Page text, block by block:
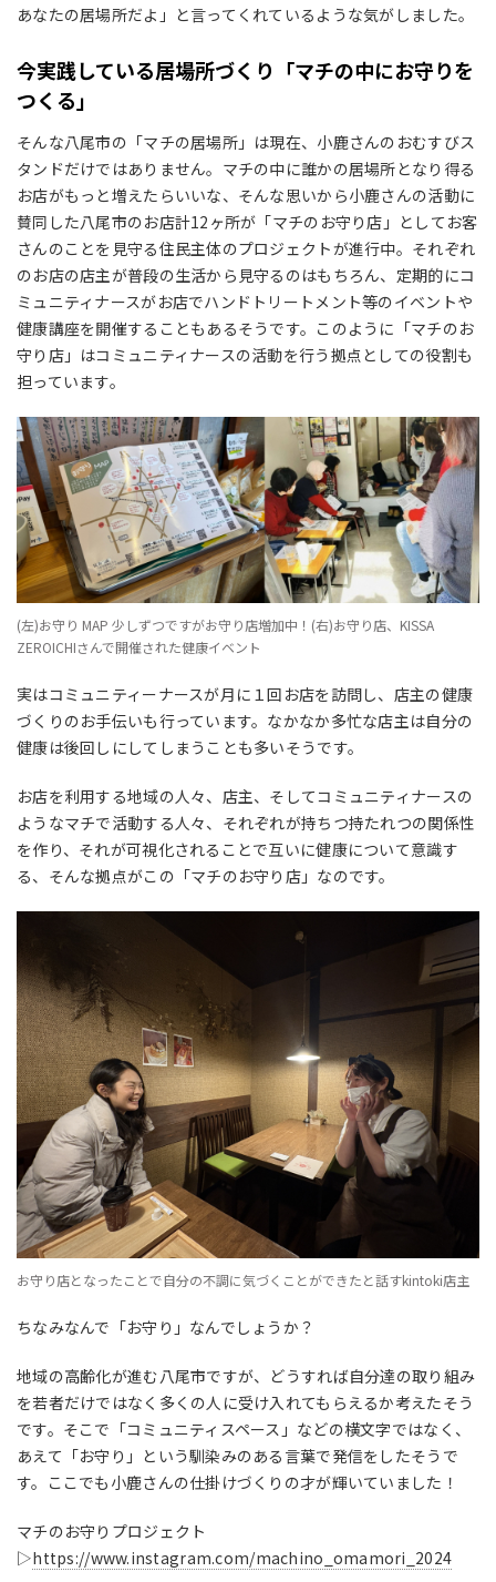
あなたの居場所だよ」と言ってくれているような気がしました。
今実践している居場所づくり「マチの中にお守りを
つくる」
そんな八尾市の「マチの居場所」は現在、小鹿さんのおむすびス
タンドだけではありません。マチの中に誰かの居場所となり得る
お店がもっと増えたらいいな、そんな思いから小鹿さんの活動に
賛同した八尾市のお店計12 ヶ所が「マチのお守り店」としてお客
さんのことを見守る住民主体のプロジェクトが進行中。それぞれ
のお店の店主が普段の生活から見守るのはもちろん、定期的にコ
ミュニティナースがお店でハンドトリートメント等のイベントや
健康講座を開催することもあるそうです。このように「マチのお
守り店」はコミュニティナースの活動を行う拠点としての役割も
担っています。
(左)お守り MAP 少しずつですがお守り店増加中！(右)お守り店、KISSA
ZEROICHIさんで開催された健康イベント
実はコミュニティーナースが月に１回お店を訪問し、店主の健康
づくりのお手伝いも行っています。なかなか多忙な店主は自分の
健康は後回しにしてしまうことも多いそうです。
お店を利用する地域の人々、店主、そしてコミュニティナースの
ようなマチで活動する人々、それぞれが持ちつ持たれつの関係性
を作り、それが可視化されることで互いに健康について意識す
る、そんな拠点がこの「マチのお守り店」なのです。
お守り店となったことで自分の不調に気づくことができたと話すkintoki店主
ちなみなんで「お守り」なんでしょうか？
地域の高齢化が進む八尾市ですが、どうすれば自分達の取り組み
を若者だけではなく多くの人に受け入れてもらえるか考えたそう
です。そこで「コミュニティスペース」などの横文字ではなく、
あえて「お守り」という馴染みのある言葉で発信をしたそうで
す。ここでも小鹿さんの仕掛けづくりの才が輝いていました！
マチのお守りプロジェクト
▷https://www.instagram.com/machino_omamori_2024